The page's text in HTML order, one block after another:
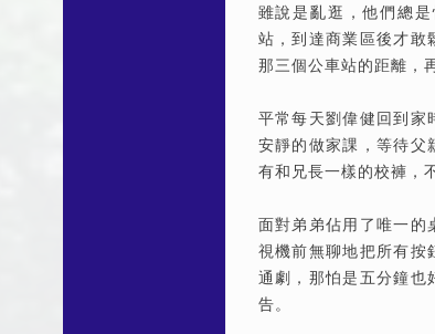
雖說是亂逛，他們總
站，到達商業區後才敢
那三個公車站的距離，
平常每天劉偉健回到家
安靜的做家課，等待父
有和兄長一樣的校褲，
面對弟弟佔用了唯一的
視機前無聊地把所有按
通劇，那怕是五分鐘也
告。